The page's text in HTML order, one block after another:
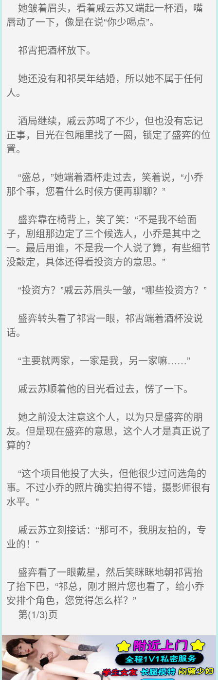
她皱着眉头，看着戚云苏又端起一杯酒，嘴
唇动了一下，像是在说“你少喝点”。
祁霄把酒杯放下。
她还没有和祁昊年结婚，所以她不属于任何
人。
酒局继续，戚云苏喝了不少，但也没有忘记
正事，目光在包厢里找了一圈，锁定了盛弈的位
置。
“盛总，”她端着酒杯走过去，笑着说，“小乔
那个事，您看什么时候方便再聊聊？”
盛弈靠在椅背上，笑了笑：“不是我不给面
子，剧组那边定了三个候选人，小乔是其中之
一。最后用谁，不是我一个人说了算，有些细节
没敲定，具体还得看投资方的意思。”
“投资方？”戚云苏眉头一皱，“哪些投资方？”
盛弈转头看了祁霄一眼，祁霄端着酒杯没说
话。
“主要就两家，一家是我，另一家嘛……”
戚云苏顺着他的目光看过去，愣了一下。
她之前没太注意这个人，以为只是盛弈的朋
友。但是现在盛弈的意思，这个人才是真正说了
算的？
“这个项目他投了大头，但他很少过问选角的
事。不过小乔的照片确实拍得不错，摄影师很有
水平。”
戚云苏立刻接话：“那可不，我朋友拍的，专
业的！”
盛弈看了一眼戴星，然后笑眯眯地朝祁霄抬
了抬下巴，“祁总，刚才照片您也看了，给小乔
安排个角色，您觉得怎么样？”
第(1/3)页